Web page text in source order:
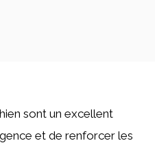
sont un excellent
et de renforcer les